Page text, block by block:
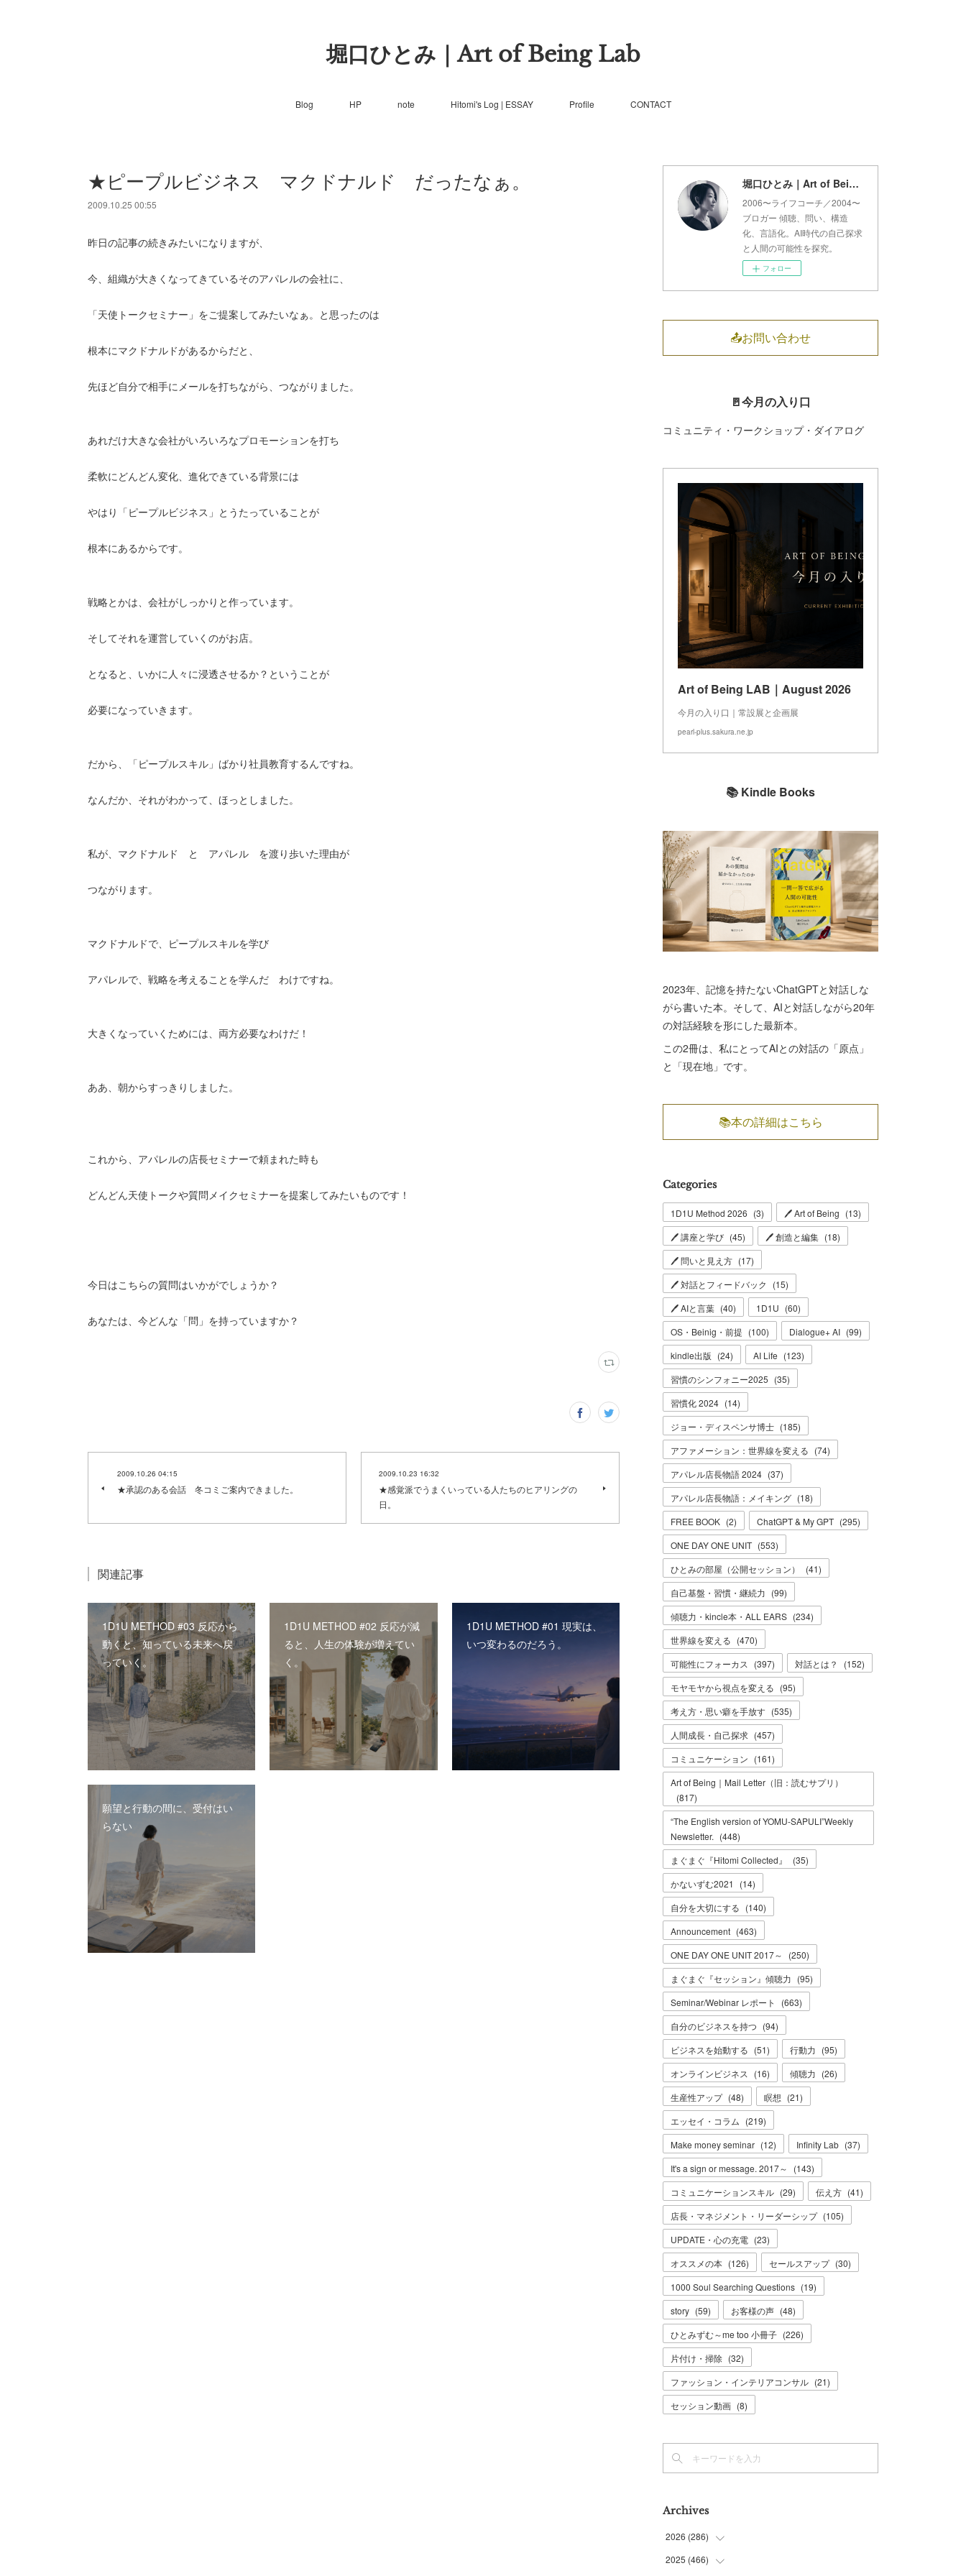
堀口ひとみ｜Art of Being Lab
Blog HP note Hitomi's Log | ESSAY Profile CONTACT
★ピープルビジネス マクドナルド だったなぁ。
2009.10.25 00:55
昨日の記事の続きみたいになりますが、
今、組織が大きくなってきているそのアパレルの会社に、
「天使トークセミナー」をご提案してみたいなぁ。と思ったのは
根本にマクドナルドがあるからだと、
先ほど自分で相手にメールを打ちながら、つながりました。
あれだけ大きな会社がいろいろなプロモーションを打ち
柔軟にどんどん変化、進化できている背景には
やはり「ピープルビジネス」とうたっていることが
根本にあるからです。
戦略とかは、会社がしっかりと作っています。
そしてそれを運営していくのがお店。
となると、いかに人々に浸透させるか？ということが
必要になっていきます。
だから、「ピープルスキル」ばかり社員教育するんですね。
なんだか、それがわかって、ほっとしました。
私が、マクドナルド と アパレル を渡り歩いた理由が
つながります。
マクドナルドで、ピープルスキルを学び
アパレルで、戦略を考えることを学んだ わけですね。
大きくなっていくためには、両方必要なわけだ！
ああ、朝からすっきりしました。
これから、アパレルの店長セミナーで頼まれた時も
どんどん天使トークや質問メイクセミナーを提案してみたいものです！
今日はこちらの質問はいかがでしょうか？
あなたは、今どんな「問」を持っていますか？
2009.10.26 04:15
★承認のある会話 冬コミご案内できました。
2009.10.23 16:32
★感覚派でうまくいっている人たちのヒアリングの
日。
関連記事
1D1U METHOD #03 反応から
動くと、知っている未来へ戻
っていく。
1D1U METHOD #02 反応が減
ると、人生の体験が増えてい
く。
1D1U METHOD #01 現実は、
いつ変わるのだろう。
願望と行動の間に、受付はい
らない
堀口ひとみ｜Art of Being Lab
2006〜ライフコーチ／2004〜
ブロガー 傾聴、問い、構造
化、言語化。AI時代の自己探求
と人間の可能性を探究。
フォロー
📤お問い合わせ
🚪今月の入り口
コミュニティ・ワークショップ・ダイアログ
Art of Being LAB｜August 2026
今月の入り口｜常設展と企画展
pearl-plus.sakura.ne.jp
📚 Kindle Books
2023年、記憶を持たないChatGPTと対話しな
がら書いた本。そして、AIと対話しながら20年
の対話経験を形にした最新本。
この2冊は、私にとってAIとの対話の「原点」
と「現在地」です。
📚本の詳細はこちら
Categories
1D1U Method 2026 (3) 🖊 Art of Being (13)
🖊 講座と学び (45) 🖊 創造と編集 (18)
🖊 問いと見え方 (17)
🖊 対話とフィードバック
(15)
🖊 AIと言葉 (40) 1D1U (60)
OS・Beinig・前提 (100) Dialogue+ AI (99)
kindle出版 (24) AI Life (123)
習慣のシンフォニー2025 (35)
習慣化 2024 (14)
ジョー・ディスペンサ博士 (185)
アファメーション：世界線を変える (74)
アパレル店長物語 2024 (37)
アパレル店長物語：メイキング (18)
FREE BOOK (2) ChatGPT & My GPT (295)
ONE DAY ONE UNIT (553)
ひとみの部屋（公開セッション）
(41)
自己基盤・習慣・継続力 (99)
傾聴力・kincle本・ALL EARS (234)
世界線を変える (470)
可能性にフォーカス
(397) 対話とは？ (152)
モヤモヤから視点を変える (95)
考え方・思い癖を手放す (535)
人間成長・自己探求 (457)
コミュニケーション (161)
Art of Being｜Mail Letter（旧：読むサプリ）
(817)
“The English version of YOMU-SAPULI”Weekly
Newsletter. (448)
まぐまぐ『Hitomi Collected』
(35)
かないずむ2021
(14)
自分を大切にする (140)
Announcement (463)
ONE DAY ONE UNIT 2017～
(250)
まぐまぐ『セッション』傾聴力 (95)
Seminar/Webinar レポート
(663)
自分のビジネスを持つ (94)
ビジネスを始動する (51) 行動力 (95)
オンラインビジネス
(16) 傾聴力 (26)
生産性アップ (48) 瞑想 (21)
エッセイ・コラム (219)
Make money seminar (12) Infinity Lab (37)
It's a sign or message. 2017～
(143)
コミュニケーションスキル (29) 伝え方 (41)
店長・マネジメント・リーダーシップ (105)
UPDATE・心の充電 (23)
オススメの本 (126) セールスアップ (30)
1000 Soul Searching Questions (19)
story (59) お客様の声 (48)
ひとみずむ～me too 小冊子 (226)
片付け・掃除 (32)
ファッション・インテリアコンサル (21)
セッション動画 (8)
Archives
2026 (286)
(7)
2025 (466)